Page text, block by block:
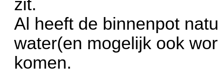
zit.
Al heeft de binnenpot
water(en mogelijk ook
komen.